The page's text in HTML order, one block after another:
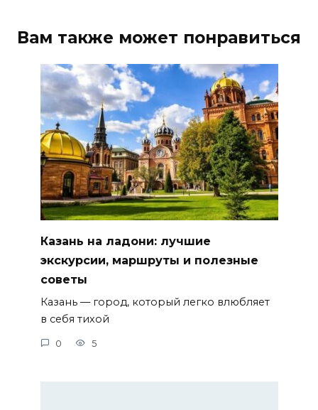
Вам также может понравиться
Казань на ладони: лучшие
экскурсии, маршруты и полезные
советы
Казань — город, который легко влюбляет
в себя тихой
0 5